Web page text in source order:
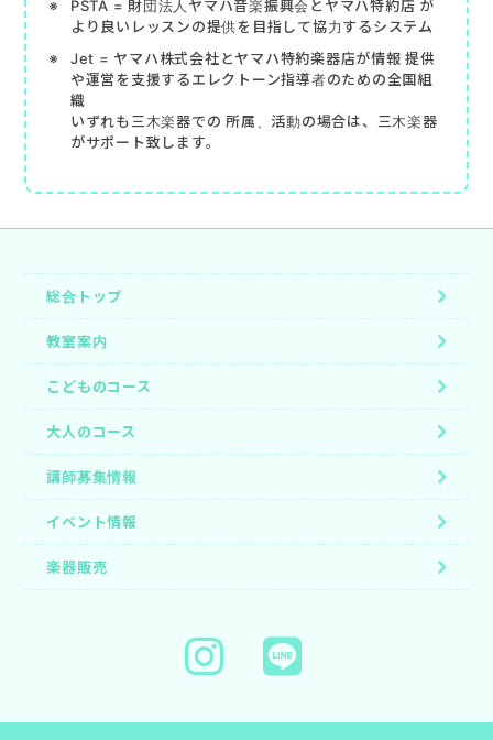
PSTA = 財団法人ヤマハ音楽振興会とヤマハ特約店 が
より良いレッスンの提供を目指して協力するシステム
Jet = ヤマハ株式会社とヤマハ特約楽器店が情報 提供
や運営を支援するエレクトーン指導者のための全国組
織
いずれも三木楽器での 所属、活動の場合は、三木楽器
がサポート致します。
総合トップ
教室案内
こどものコース
大人のコース
講師募集情報
イベント情報
楽器販売